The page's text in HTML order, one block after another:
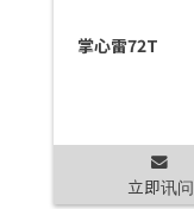
掌心雷72T
立即讯问